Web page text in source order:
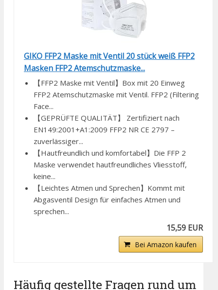
GIKO FFP2 Maske mit Ventil 20 stück weiß FFP2
Masken FFP2 Atemschutzmaske...
【FFP2 Maske mit Ventil】Box mit 20 Einweg
FFP2 Atemschutzmaske mit Ventil. FFP2 (Filtering
Face...
【GEPRÜFTE QUALITÄT】 Zertifiziert nach
EN149:2001+A1:2009 FFP2 NR CE 2797 –
zuverlässiger...
【Hautfreundlich und komfortabel】Die FFP 2
Maske verwendet hautfreundliches Vliesstoff,
keine...
【Leichtes Atmen und Sprechen】Kommt mit
Abgasventil Design für einfaches Atmen und
sprechen...
15,59 EUR
Bei Amazon kaufen
Häufig gestellte Fragen rund um